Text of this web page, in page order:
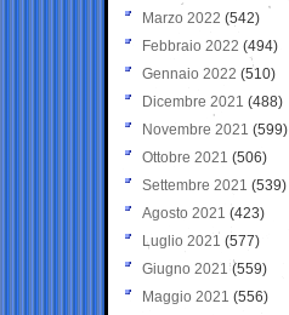
Marzo 2022 (542)
Febbraio 2022 (494)
Gennaio 2022 (510)
Dicembre 2021 (488)
Novembre 2021 (599)
Ottobre 2021 (506)
Settembre 2021 (539)
Agosto 2021 (423)
Luglio 2021 (577)
Giugno 2021(559)
Maggio 2021 (556)